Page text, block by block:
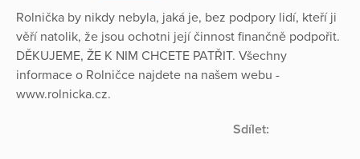
Rolnička by nikdy nebyla, jaká je, bez podpory lidí, kteří ji
věří natolik, že jsou ochotni její činnost finančně podpořit.
DĚKUJEME, ŽE K NIM CHCETE PATŘIT. Všechny
informace o Rolničce najdete na našem webu -
www.rolnicka.cz.
Sdílet: